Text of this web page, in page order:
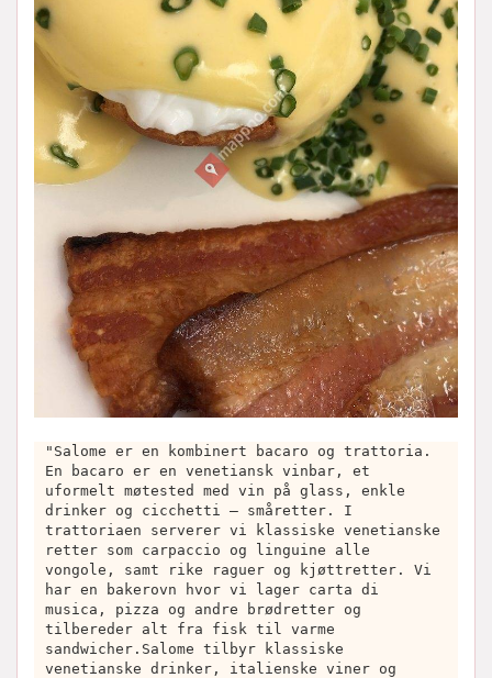
"Salome er en kombinert bacaro og trattoria.
En bacaro er en venetiansk vinbar, et
uformelt møtested med vin på glass, enkle
drinker og cicchetti – småretter. I
trattoriaen serverer vi klassiske venetianske
retter som carpaccio og linguine alle
vongole, samt rike raguer og kjøttretter. Vi
har en bakerovn hvor vi lager carta di
musica, pizza og andre brødretter og
tilbereder alt fra fisk til varme
sandwicher.Salome tilbyr klassiske
venetianske drinker, italienske viner og